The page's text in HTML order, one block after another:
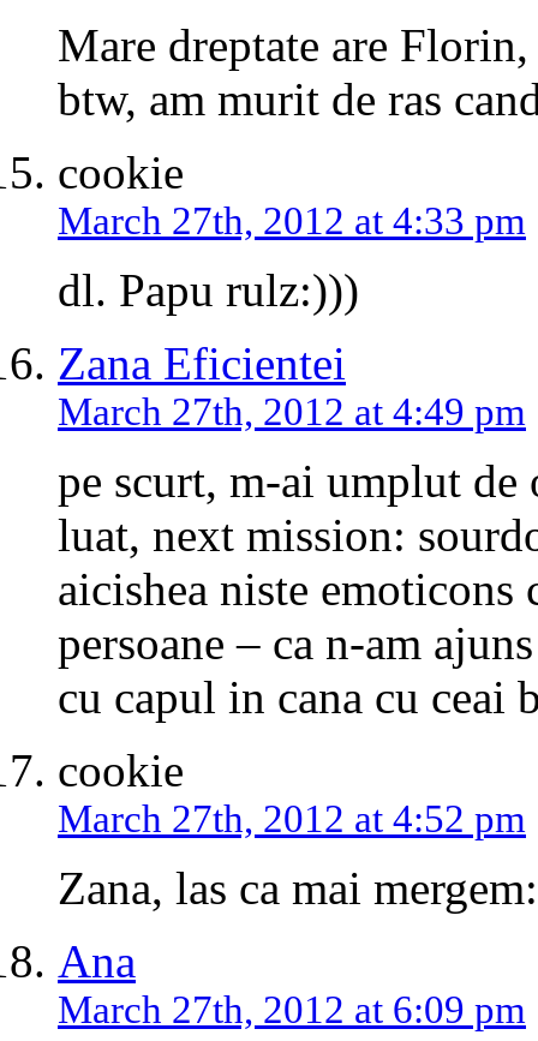
Mare dreptate are
btw, am murit de ras
cookie
March 27th, 2012 at 4:33 pm
dl. Papu rulz:)))
Zana Eficientei
March 27th, 2012 at 4:49 pm
pe scurt, m-ai umplut
luat, next mission:
aicishea niste
persoane – ca n-am
cu capul in cana cu
cookie
March 27th, 2012 at 4:52 pm
Zana, las ca mai
Ana
March 27th, 2012 at 6:09 pm